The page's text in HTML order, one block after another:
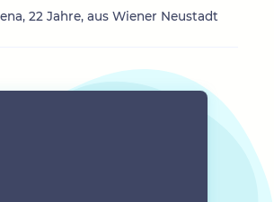
22 Jahre, aus Wiener Neustadt